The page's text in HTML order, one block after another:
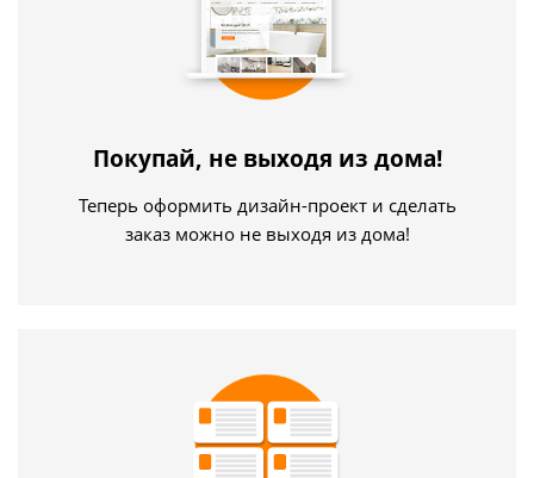
Покупай, не выходя из дома!
Теперь оформить дизайн-проект и сделать
заказ можно не выходя из дома!